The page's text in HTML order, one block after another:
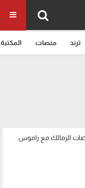
ترند منصات المكتبة
الزمالك مع راموس